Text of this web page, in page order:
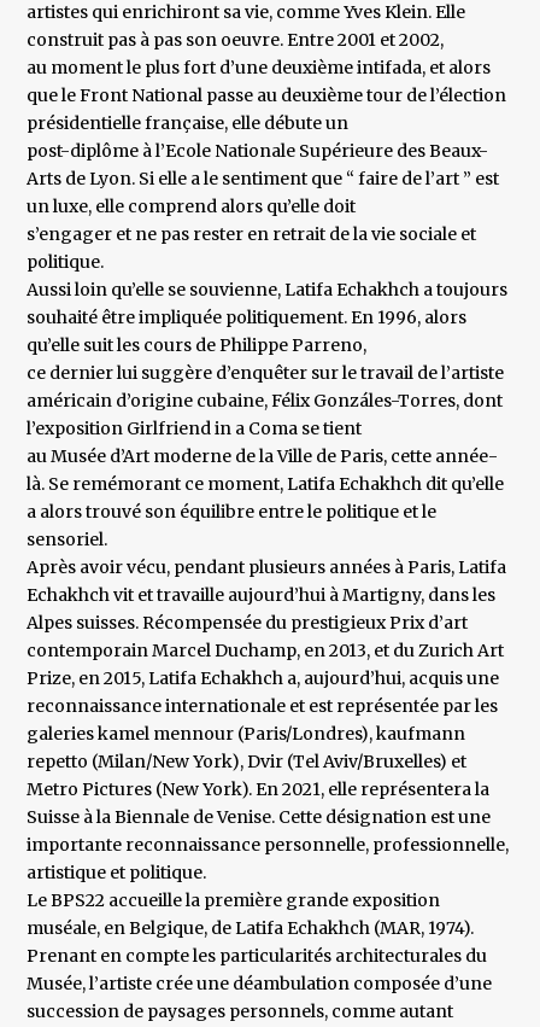
artistes qui enrichiront sa vie, comme Yves Klein. Elle
construit pas à pas son oeuvre. Entre 2001 et 2002,
au moment le plus fort d’une deuxième intifada, et alors
que le Front National passe au deuxième tour de l’élection
présidentielle française, elle débute un
post-diplôme à l’Ecole Nationale Supérieure des Beaux-
Arts de Lyon. Si elle a le sentiment que “ faire de l’art ” est
un luxe, elle comprend alors qu’elle doit
s’engager et ne pas rester en retrait de la vie sociale et
politique.
Aussi loin qu’elle se souvienne, Latifa Echakhch a toujours
souhaité être impliquée politiquement. En 1996, alors
qu’elle suit les cours de Philippe Parreno,
ce dernier lui suggère d’enquêter sur le travail de l’artiste
américain d’origine cubaine, Félix Gonzáles-Torres, dont
l’exposition Girlfriend in a Coma se tient
au Musée d’Art moderne de la Ville de Paris, cette année-
là. Se remémorant ce moment, Latifa Echakhch dit qu’elle
a alors trouvé son équilibre entre le politique et le
sensoriel.
Après avoir vécu, pendant plusieurs années à Paris, Latifa
Echakhch vit et travaille aujourd’hui à Martigny, dans les
Alpes suisses. Récompensée du prestigieux Prix d’art
contemporain Marcel Duchamp, en 2013, et du Zurich Art
Prize, en 2015, Latifa Echakhch a, aujourd’hui, acquis une
reconnaissance internationale et est représentée par les
galeries kamel mennour (Paris/Londres), kaufmann
repetto (Milan/New York), Dvir (Tel Aviv/Bruxelles) et
Metro Pictures (New York). En 2021, elle représentera la
Suisse à la Biennale de Venise. Cette désignation est une
importante reconnaissance personnelle, professionnelle,
artistique et politique.
Le BPS22 accueille la première grande exposition
muséale, en Belgique, de Latifa Echakhch (MAR, 1974).
Prenant en compte les particularités architecturales du
Musée, l’artiste crée une déambulation composée d’une
succession de paysages personnels, comme autant